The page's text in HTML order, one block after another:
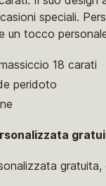
speciali.
un tocco
18 carati
peridoto